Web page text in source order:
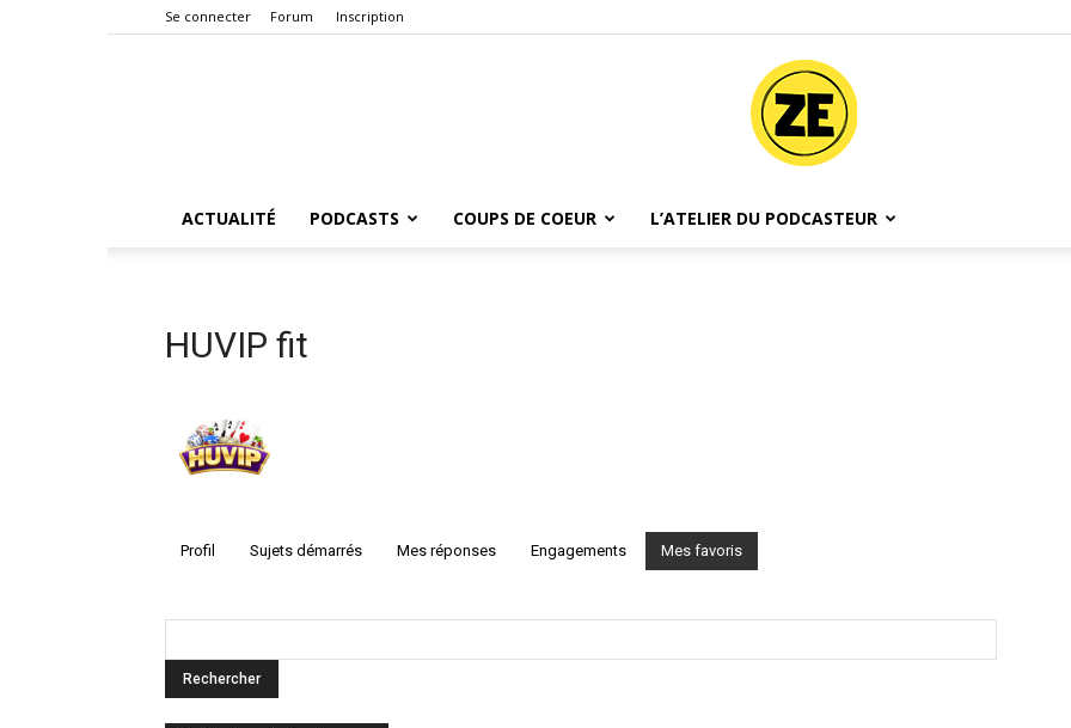
Se connecter Forum Inscription
ACTUALITÉ PODCASTS COUPS DE COEUR L’ATELIER DU PODCASTEUR
HUVIP fit
Profil Sujets démarrés Mes réponses Engagements Mes favoris